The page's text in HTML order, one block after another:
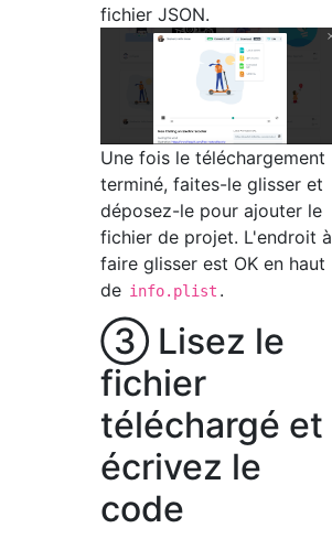
fichier JSON.
Une fois le téléchargement
terminé, faites-le glisser et
déposez-le pour ajouter le
fichier de projet. L'endroit à
faire glisser est OK en haut
de info.plist .
③ Lisez le
fichier
téléchargé et
écrivez le
code